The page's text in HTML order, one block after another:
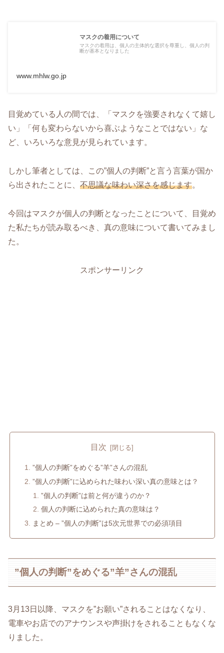
マスクの着用について
マスクの着用は、個人の主体的な選択を尊重し、個人の判
断が基本となりました
www.mhlw.go.jp
目覚めている人の間では、「マスクを強要されなくて嬉し
い」「何も変わらないから喜ぶようなことではない」な
ど、いろいろな意見が見られています。
しかし筆者としては、この”個人の判断”と言う言葉が国か
ら出されたことに、 不思議な味わい深さを感じます。
今回はマスクが個人の判断となったことについて、目覚め
た私たちが読み取るべき、真の意味について書いてみまし
た。
スポンサーリンク
目次
”個人の判断”をめぐる”羊”さんの混乱
”個人の判断”に込められた味わい深い真の意味とは？
”個人の判断”は前と何が違うのか？
個人の判断に込められた真の意味は？
まとめ – ”個人の判断”は5次元世界での必須項目
”個人の判断”をめぐる”羊”さんの混乱
3月13日以降、マスクを”お願い”されることはなくなり、
電車やお店でのアナウンスや声掛けをされることもなくな
りました。